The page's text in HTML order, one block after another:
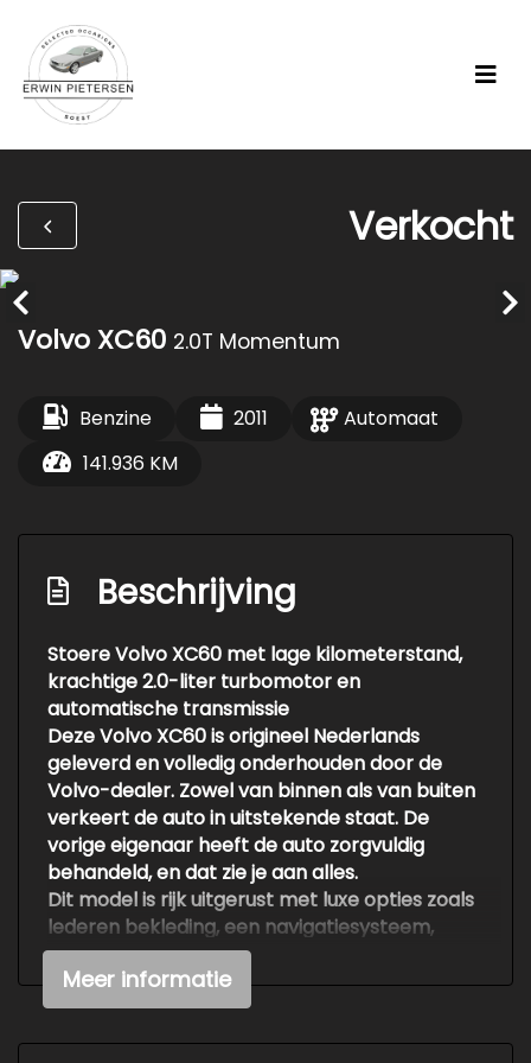
Verkocht
Volvo XC60 2.0T Momentum
Benzine 2011
Automaat
141.936 KM
Beschrijving
Stoere Volvo XC60 met lage kilometerstand,
krachtige 2.0-liter turbomotor en
automatische transmissie
Deze Volvo XC60 is origineel Nederlands
geleverd en volledig onderhouden door de
Volvo-dealer. Zowel van binnen als van buiten
verkeert de auto in uitstekende staat. De
vorige eigenaar heeft de auto zorgvuldig
behandeld, en dat zie je aan alles.
Dit model is rijk uitgerust met luxe opties zoals
lederen bekleding, een navigatiesysteem,
climate control en cruise control met
afstandshouder en een afneembare trekhaak.
Voor de volledige optielijst kunt u foto 23 en 24
bekijken.
Meer informatie